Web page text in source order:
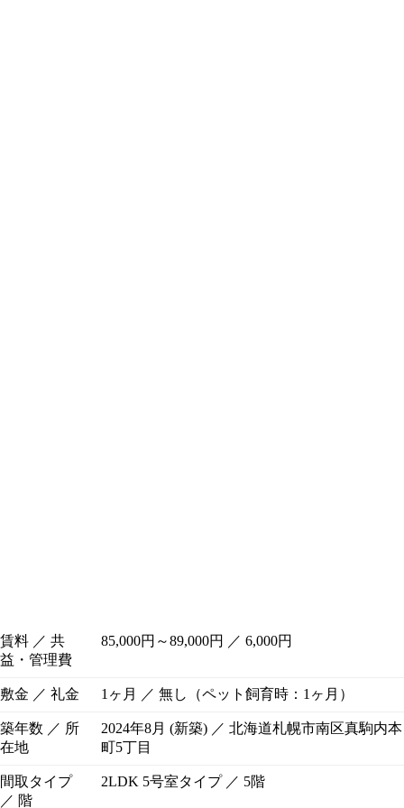
賃料 ／ 共
益・管理費
85,000円～89,000円 ／ 6,000円
敷金 ／ 礼金 1ヶ月 ／ 無し（ペット飼育時：1ヶ月）
築年数 ／ 所
在地
2024年8月 (新築) ／ 北海道札幌市南区真駒内本
町5丁目
間取タイプ
／ 階
2LDK 5号室タイプ ／ 5階